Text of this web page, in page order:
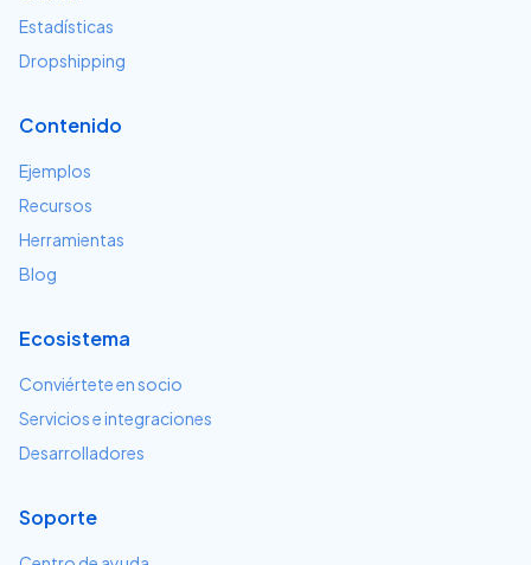
Estadísticas
Dropshipping
Contenido
Ejemplos
Recursos
Herramientas
Blog
Ecosistema
Conviértete en socio
Servicios e integraciones
Desarrolladores
Soporte